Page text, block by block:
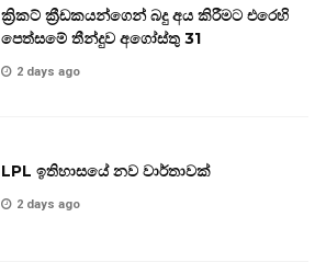
ක්‍රිකට් ක්‍රීඩකයන්ගෙන් බදු අය කිරීමට එරෙහි
පෙත්සමේ තීන්දුව අගෝස්තු 31
2 days ago
LPL ඉතිහාසයේ නව වාර්තාවක්
2 days ago